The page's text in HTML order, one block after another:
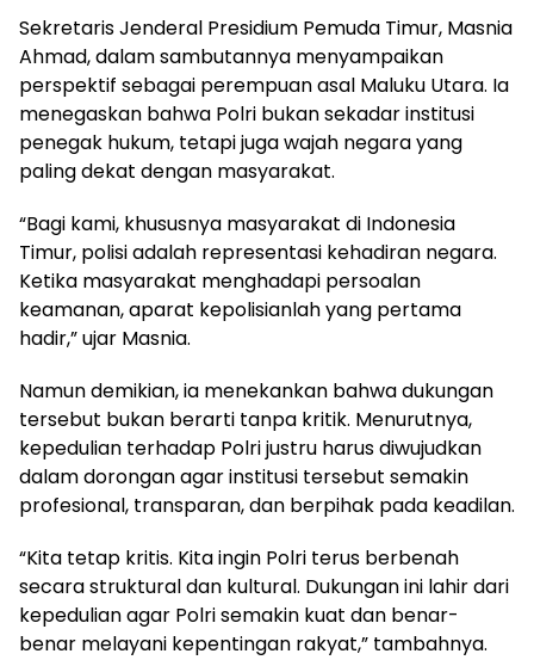
Sekretaris Jenderal Presidium Pemuda Timur, Masnia
Ahmad, dalam sambutannya menyampaikan
perspektif sebagai perempuan asal Maluku Utara. Ia
menegaskan bahwa Polri bukan sekadar institusi
penegak hukum, tetapi juga wajah negara yang
paling dekat dengan masyarakat.
“Bagi kami, khususnya masyarakat di Indonesia
Timur, polisi adalah representasi kehadiran negara.
Ketika masyarakat menghadapi persoalan
keamanan, aparat kepolisianlah yang pertama
hadir,” ujar Masnia.
Namun demikian, ia menekankan bahwa dukungan
tersebut bukan berarti tanpa kritik. Menurutnya,
kepedulian terhadap Polri justru harus diwujudkan
dalam dorongan agar institusi tersebut semakin
profesional, transparan, dan berpihak pada keadilan.
“Kita tetap kritis. Kita ingin Polri terus berbenah
secara struktural dan kultural. Dukungan ini lahir dari
kepedulian agar Polri semakin kuat dan benar-
benar melayani kepentingan rakyat,” tambahnya.